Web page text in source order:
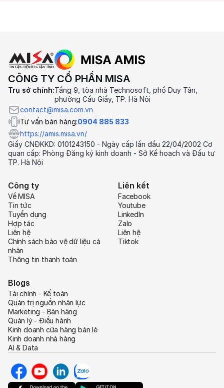
CÔNG TY CỔ PHẦN MISA
Trụ sở chính:Tầng 9, tòa nhà Technosoft, phố Duy Tân,
phường Cầu Giấy, TP. Hà Nội
contact@misa.com.vn
Tư vấn bán hàng:0904 885 833
https://amis.misa.vn/
Giấy CNĐKKD: 0101243150 - Ngày cấp lần đầu 22/04/2002 Cơ
quan cấp: Phòng Đăng ký kinh doanh - Sở Kế hoạch và Đầu tư
TP. Hà Nội
Công ty
Về MISA
Tin tức
Tuyển dụng
Hợp tác
Liên hệ
Chính sách bảo vệ dữ liệu cá
nhân
Thông tin thanh toán
Liên kết
Facebook
Youtube
LinkedIn
Zalo
Liên hệ
Tiktok
Blogs
Tài chính - Kế toán
Quản trị nguồn nhân lực
Marketing - Bán hàng
Quản lý - Điều hành
Kinh doanh cửa hàng bán lẻ
Kinh doanh nhà hàng
AI & Data